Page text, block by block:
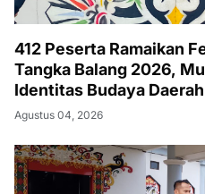
412 Peserta Ramaikan
Tangka Balang 2026,
Identitas Budaya Daerah
Agustus 04, 2026